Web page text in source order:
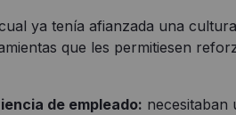
ya tenía afianzada una
que les permitiesen
de empleado: necesitaban